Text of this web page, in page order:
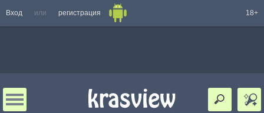
Вход или регистрация 18+